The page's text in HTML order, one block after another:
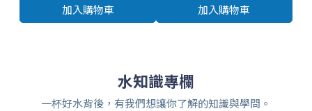
加入購物車 加入購物車
水知識專欄
一杯好水背後，有我們想讓你了解的知識與學問。